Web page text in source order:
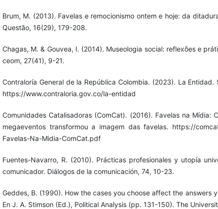
Brum, M. (2013). Favelas e remocionismo ontem e hoje: da
Questão, 16(29), 179-208.
Chagas, M. & Gouvea, I. (2014). Museologia social: reflexões e
ceom, 27(41), 9-21.
Contraloría General de la República Colombia. (2023). La
https://www.contraloria.gov.co/la-entidad
Comunidades Catalisadoras (ComCat). (2016). Favelas na
megaeventos transformou a imagem das favelas. https://
Favelas-Na-Midia-ComCat.pdf
Fuentes-Navarro, R. (2010). Prácticas profesionales y utopía
comunicador. Diálogos de la comunicación, 74, 10-23.
Geddes, B. (1990). How the cases you choose affect the answers
En J. A. Stimson (Ed.), Political Analysis (pp. 131-150). The